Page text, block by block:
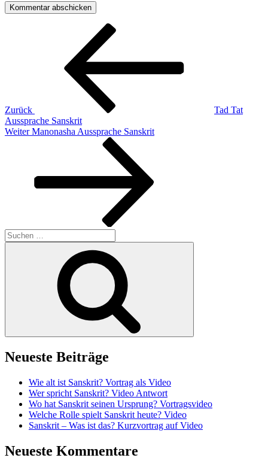
Beitragsnavigation
Zurück
Tad Tat
Aussprache Sanskrit
Nächster
Weiter Manonasha Aussprache Sanskrit
Suchen
nach:
Neueste Beiträge
Wie alt ist Sanskrit? Vortrag als Video
Wer spricht Sanskrit? Video Antwort
Wo hat Sanskrit seinen Ursprung? Vortragsvideo
Welche Rolle spielt Sanskrit heute? Video
Sanskrit – Was ist das? Kurzvortrag auf Video
Neueste Kommentare